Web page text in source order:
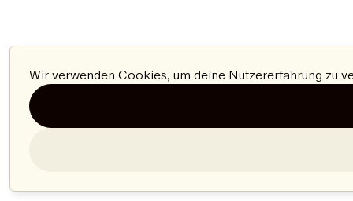
Wir verwenden Cookies, um deine Nutzererfahrung zu